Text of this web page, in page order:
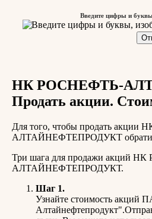
Введите цифры и
НК РОСНЕФТЬ-
Продать акции.
Для того, чтобы продать
АЛТАЙНЕФТЕПРОДУКТ
Три шага для продажи акций
АЛТАЙНЕФТЕПРОДУКТ.
Шаг 1.
Узнайте стоимость акций